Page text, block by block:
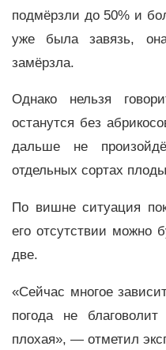
подмёрзли до 50% и
уже была завязь,
замёрзла.
Однако нельзя
останутся без
дальше не
отдельных сортах
По вишне ситуация
его отсутствии можно
две.
«Сейчас многое
погода не
плохая», — отметил